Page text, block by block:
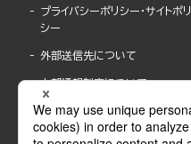
プライバシーポリシー・サイトポリ
シー
外部送信先について
内部通報制度について